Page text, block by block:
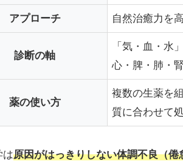
アプローチ 自然治癒力を
診断の軸
「気・血・水
心・脾・肺・
薬の使い方
複数の生薬を
質に合わせて
は原因がはっきりしない体調不良（